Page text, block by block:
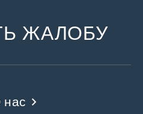
ЖАЛОБУ
нас